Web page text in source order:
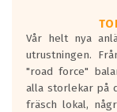
Vår helt nya
utrustningen.
"road force"
alla storlekar på
fräsch lokal,